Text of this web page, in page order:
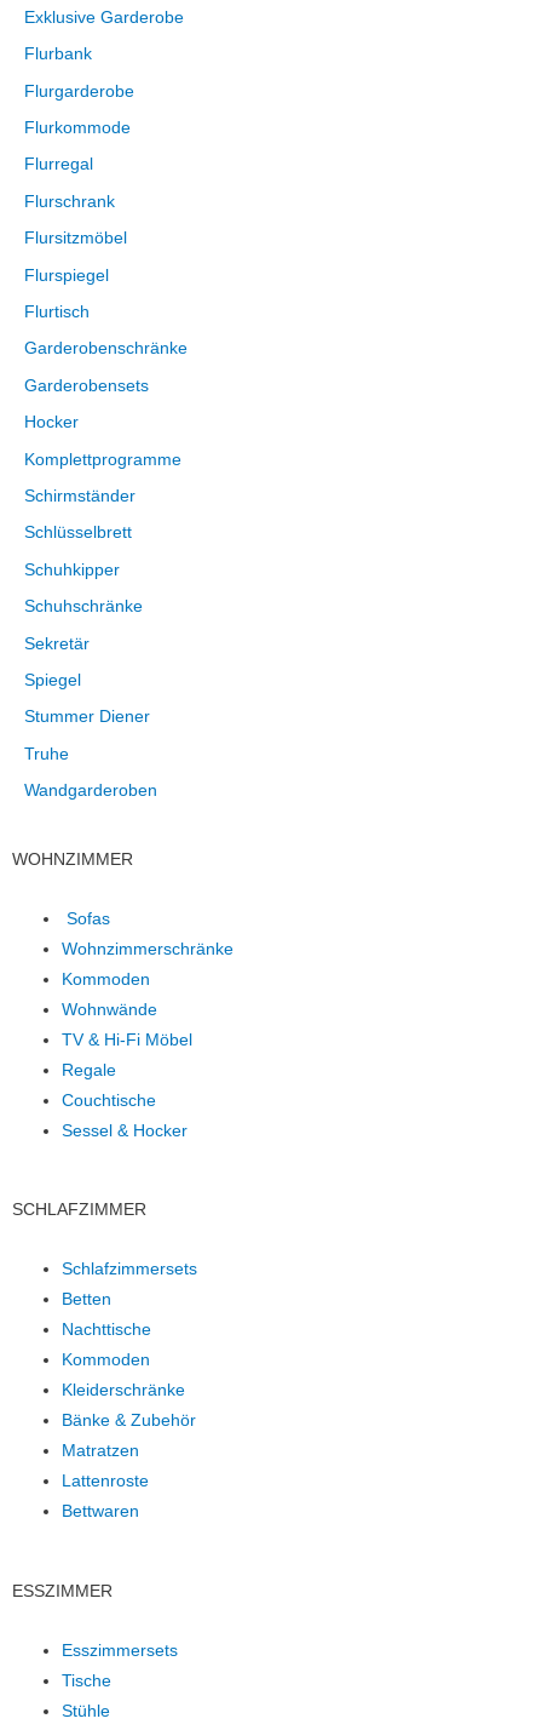
Exklusive Garderobe
Flurbank
Flurgarderobe
Flurkommode
Flurregal
Flurschrank
Flursitzmöbel
Flurspiegel
Flurtisch
Garderobenschränke
Garderobensets
Hocker
Komplettprogramme
Schirmständer
Schlüsselbrett
Schuhkipper
Schuhschränke
Sekretär
Spiegel
Stummer Diener
Truhe
Wandgarderoben
WOHNZIMMER
Sofas
Wohnzimmerschränke
Kommoden
Wohnwände
TV & Hi-Fi Möbel
Regale
Couchtische
Sessel & Hocker
SCHLAFZIMMER
Schlafzimmersets
Betten
Nachttische
Kommoden
Kleiderschränke
Bänke & Zubehör
Matratzen
Lattenroste
Bettwaren
ESSZIMMER
Esszimmersets
Tische
Stühle